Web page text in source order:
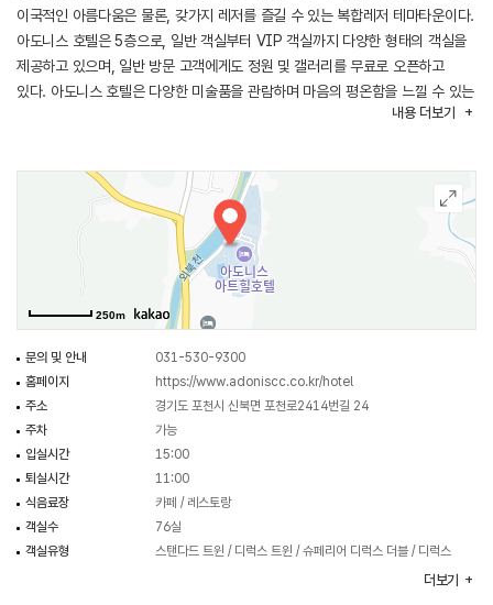
이국적인 아름다움은 물론, 갖가지 레저를 즐길 수 있는 복합레저 테마타운이다.
아도니스 호텔은 5층으로, 일반 객실부터 VIP 객실까지 다양한 형태의 객실을
제공하고 있으며, 일반 방문 고객에게도 정원 및 갤러리를 무료로 오픈하고
있다. 아도니스 호텔은 다양한 미술품을 관람하며 마음의 평온함을 느낄 수 있는
미술관, 탁 트인 정원 전망과 고요한 호수가 있어 힐링 타임을 가질 수 있다.
내용 더보기
250m
문의 및 안내
031-530-9300
홈페이지
https://www.adoniscc.co.kr/hotel
주소
경기도 포천시 신북면 포천로2414번길 24
주차
가능
입실시간
15:00
퇴실시간
11:00
식음료장
카페 / 레스토랑
객실수
76실
객실유형
스탠다드 트윈 / 디럭스 트윈 / 슈페리어 디럭스 더블 / 디럭스
더보기